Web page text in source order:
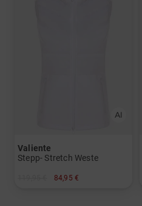
Valiente
Stepp- Stretch Weste
84,95 €